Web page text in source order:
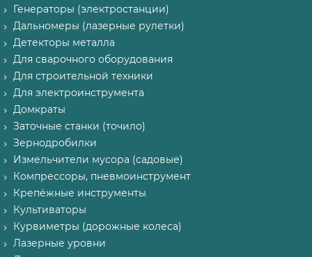
Генераторы (электростанции)
Дальномеры (лазерные рулетки)
Детекторы металла
Для сварочного оборудования
Для строительной техники
Для электроинструмента
Домкраты
Заточные станки (точило)
Зернодробилки
Измельчители мусора (садовые)
Компрессоры, пневмоинструмент
Крепёжные инструменты
Культиваторы
Курвиметры (дорожные колеса)
Лазерные уровни